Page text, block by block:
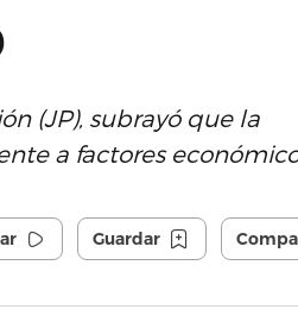
(JP), subrayó que la
a factores
Guardar